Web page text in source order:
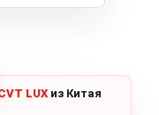
LUX из Китая